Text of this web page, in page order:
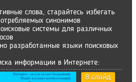
слова, старайтесь избегать
синонимов
системы для различных
разработанные языки поисковых
информации в Интернете:
8 слайд